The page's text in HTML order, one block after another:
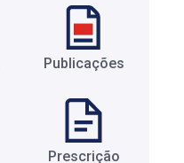
Publicações
Prescrição